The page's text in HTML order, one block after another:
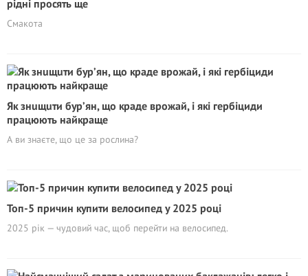
рідні просять ще
Смакота
Як знuщuти бур’ян, що краде врожай, і які гербіциди
працюють найкраще
А ви знаєте, що це за рослина?
Топ-5 причин купити велосипед у 2025 році
2025 рік — чудовий час, щоб перейти на велосипед.